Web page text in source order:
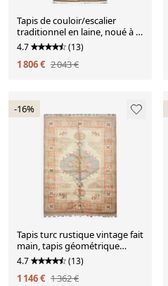
Tapis de couloir/escalier
traditionnel en laine, noué à la
main, motif floral bleu, 78 x
386 cm
4.7 (13)
1 806 € 2 043 €
-16%
Tapis turc rustique vintage fait
main, tapis géométrique
beige et bleu 220x145 cm
4.7 (13)
1 146 € 1 362 €